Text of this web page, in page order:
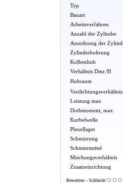
Typ
Bauart
Arbeitsverfahren
Anzahl der Zylinder
Anordnung der
Zylinderbohrung
Kolbenhub
Verhältnis Dmr./H
Hubraum
Verdichtungsverhältnis
Leistung max
Drehmoment, max
Kurbelwelle
Pleuellager
Schmierung
Schmiermittel
Mischungsverhältnis
Zusatzeinrichtung
Bewerten - Schlecht